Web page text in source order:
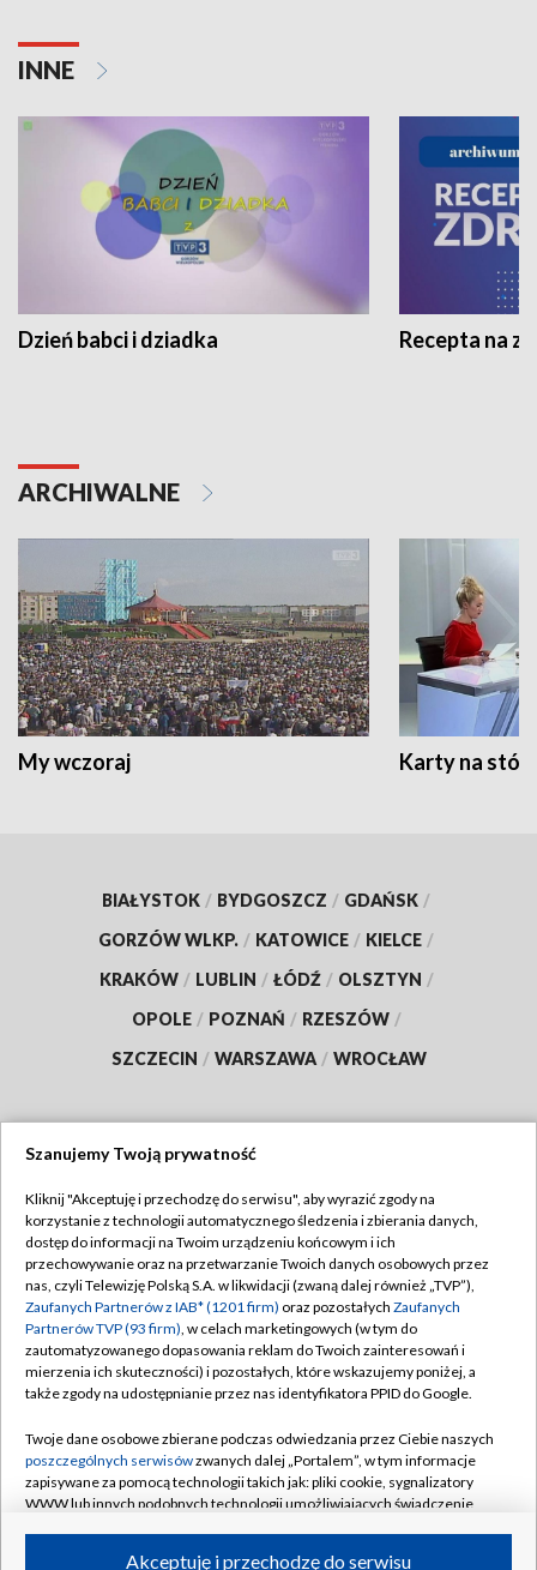
INNE
Dzień babci i dziadka Recepta na
ARCHIWALNE
My wczoraj Karty na
BIAŁYSTOK / BYDGOSZCZ / GDAŃSK /
GORZÓW WLKP. / KATOWICE / KIELCE /
KRAKÓW / LUBLIN / ŁÓDŹ / OLSZTYN /
OPOLE / POZNAŃ / RZESZÓW /
SZCZECIN / WARSZAWA / WROCŁAW
TVP
Abonament TVP
Emisja w TVP
Centrum informacji TVP
Naziemna Telewizja Cyfrowa
Rada Programowa
System NOS
Informacje o nadawcy
Regulamin TVP
Polityka prywatności
Moje zgody
Pomoc
Kontakt
Kanały
Szanujemy Twoją prywatność
Kliknij "Akceptuję i przechodzę do serwisu", aby wyrazić zgody na
korzystanie z technologii automatycznego śledzenia i zbierania danych,
dostęp do informacji na Twoim urządzeniu końcowym i ich
przechowywanie oraz na przetwarzanie Twoich danych osobowych przez
nas, czyli Telewizję Polską S.A. w likwidacji (zwaną dalej również „TVP”),
Zaufanych Partnerów z IAB* (1201 firm) oraz pozostałych Zaufanych
Partnerów TVP (93 firm), w celach marketingowych (w tym do
zautomatyzowanego dopasowania reklam do Twoich zainteresowań i
mierzenia ich skuteczności) i pozostałych, które wskazujemy poniżej, a
także zgody na udostępnianie przez nas identyfikatora PPID do Google.
Twoje dane osobowe zbierane podczas odwiedzania przez Ciebie naszych
poszczególnych serwisówzwanych dalej „Portalem”, w tym informacje
zapisywane za pomocą technologii takich jak: pliki cookie, sygnalizatory
WWW lub innych podobnych technologii umożliwiających świadczenie
Akceptuję i przechodzę do serwisu